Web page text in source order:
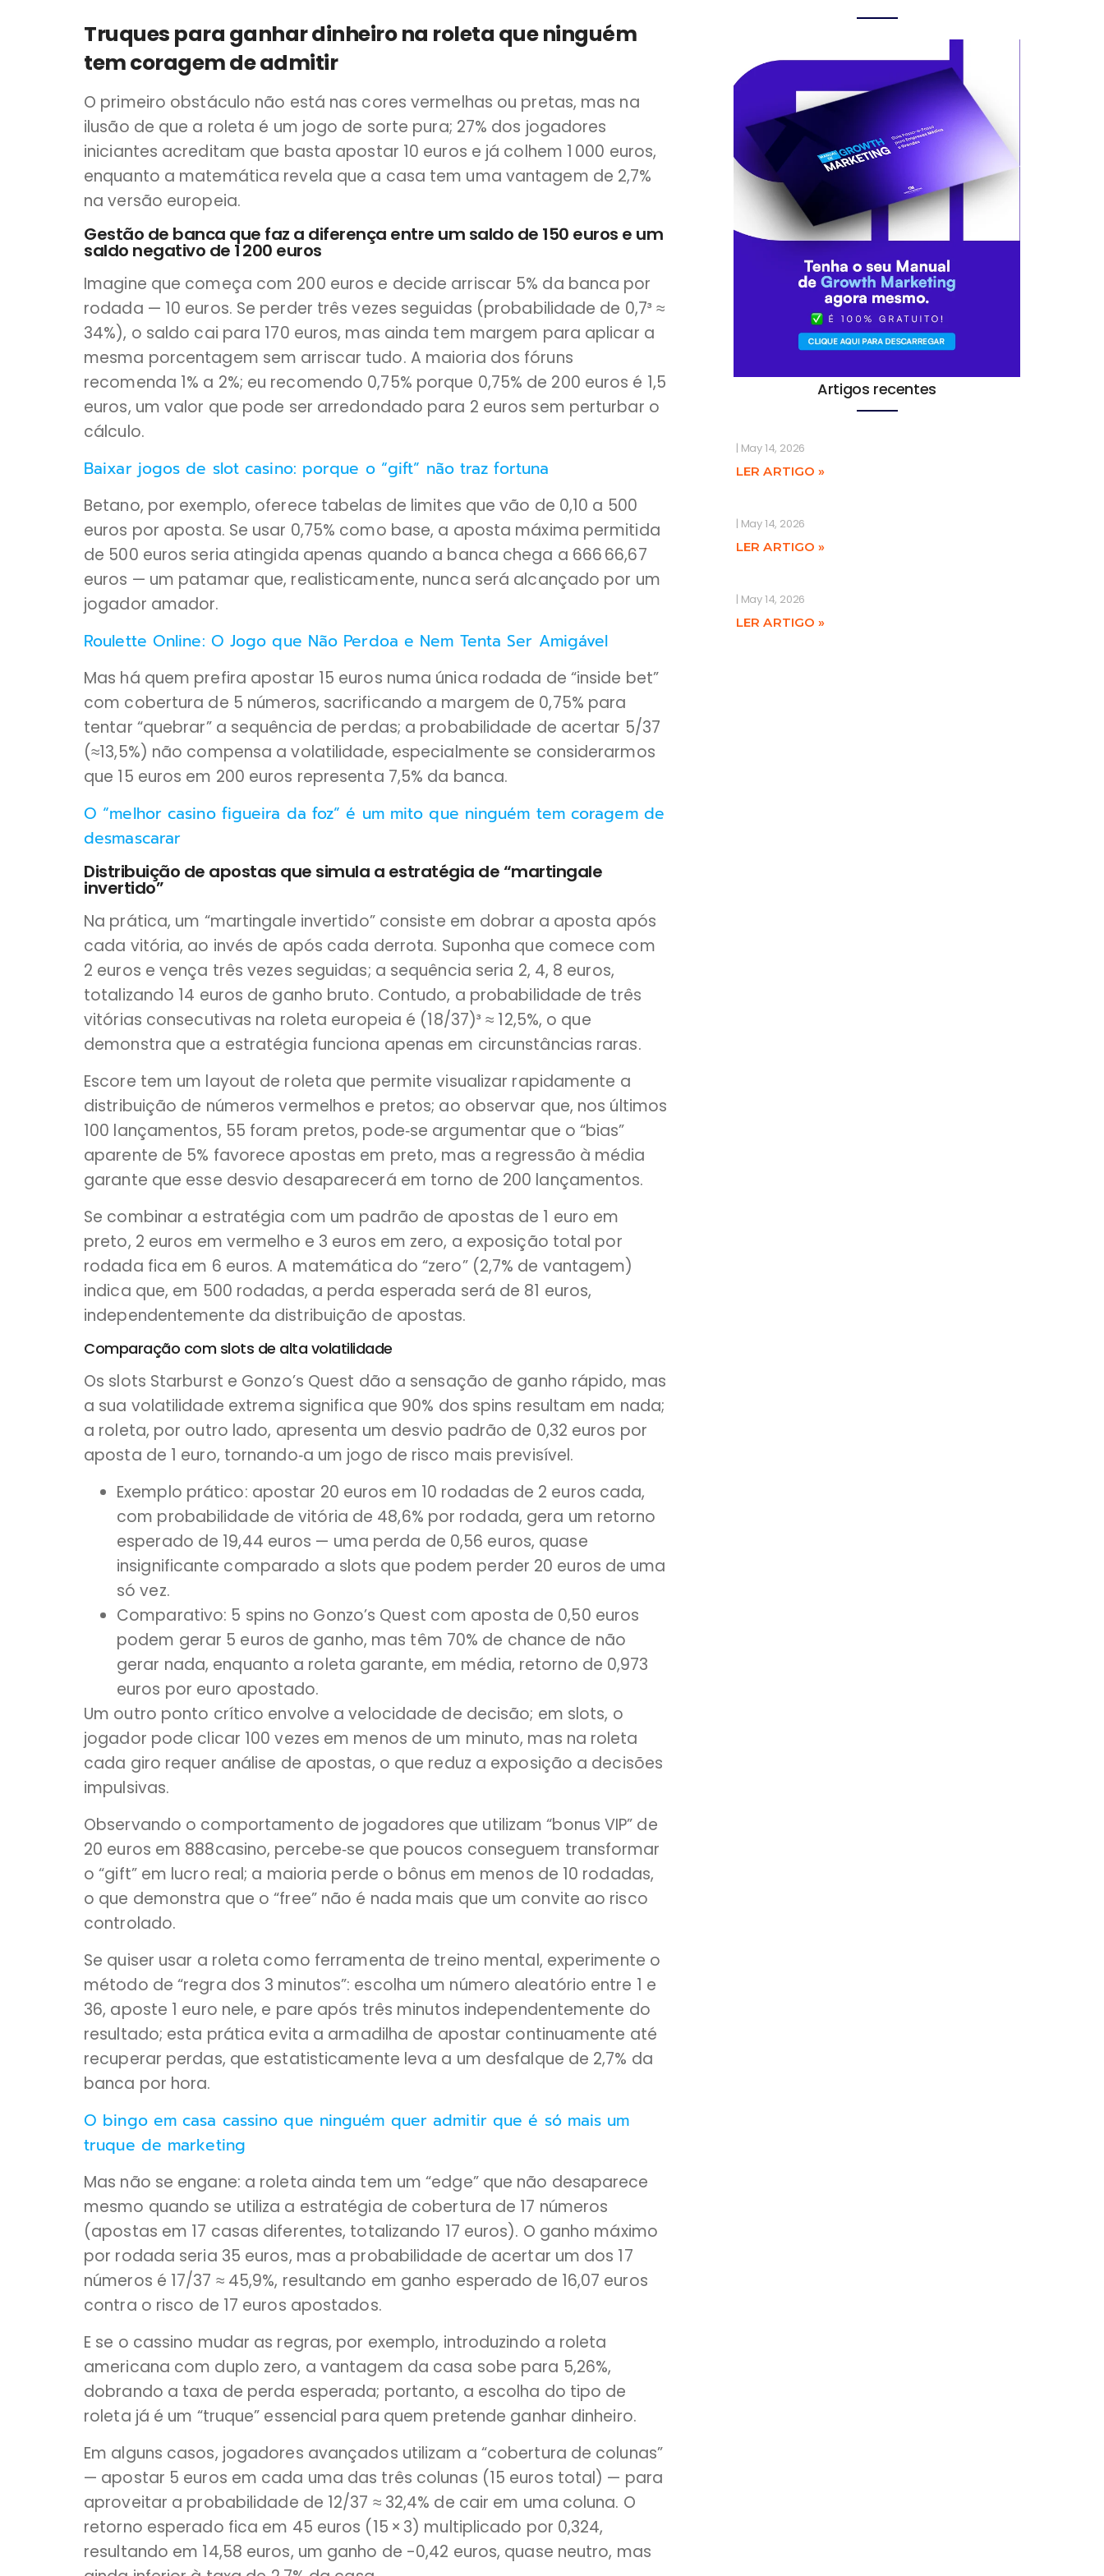
Truques para ganhar dinheiro na roleta que ninguém
tem coragem de admitir
O primeiro obstáculo não está nas cores vermelhas ou pretas, mas na
ilusão de que a roleta é um jogo de sorte pura; 27% dos jogadores
iniciantes acreditam que basta apostar 10 euros e já colhem 1 000 euros,
enquanto a matemática revela que a casa tem uma vantagem de 2,7%
na versão europeia.
Gestão de banca que faz a diferença entre um saldo de 150 euros e um
saldo negativo de 1 200 euros
Imagine que começa com 200 euros e decide arriscar 5% da banca por
rodada — 10 euros. Se perder três vezes seguidas (probabilidade de 0,7³ ≈
34%), o saldo cai para 170 euros, mas ainda tem margem para aplicar a
mesma porcentagem sem arriscar tudo. A maioria dos fóruns
recomenda 1% a 2%; eu recomendo 0,75% porque 0,75% de 200 euros é 1,5
euros, um valor que pode ser arredondado para 2 euros sem perturbar o
cálculo.
Baixar jogos de slot casino: porque o “gift” não traz fortuna
Betano, por exemplo, oferece tabelas de limites que vão de 0,10 a 500
euros por aposta. Se usar 0,75% como base, a aposta máxima permitida
de 500 euros seria atingida apenas quando a banca chega a 666 66,67
euros — um patamar que, realisticamente, nunca será alcançado por um
jogador amador.
Roulette Online: O Jogo que Não Perdoa e Nem Tenta Ser Amigável
Mas há quem prefira apostar 15 euros numa única rodada de “inside bet”
com cobertura de 5 números, sacrificando a margem de 0,75% para
tentar “quebrar” a sequência de perdas; a probabilidade de acertar 5/37
(≈13,5%) não compensa a volatilidade, especialmente se considerarmos
que 15 euros em 200 euros representa 7,5% da banca.
O “melhor casino figueira da foz” é um mito que ninguém tem coragem de
desmascarar
Distribuição de apostas que simula a estratégia de “martingale
invertido”
Na prática, um “martingale invertido” consiste em dobrar a aposta após
cada vitória, ao invés de após cada derrota. Suponha que comece com
2 euros e vença três vezes seguidas; a sequência seria 2, 4, 8 euros,
totalizando 14 euros de ganho bruto. Contudo, a probabilidade de três
vitórias consecutivas na roleta europeia é (18/37)³ ≈ 12,5%, o que
demonstra que a estratégia funciona apenas em circunstâncias raras.
Escore tem um layout de roleta que permite visualizar rapidamente a
distribuição de números vermelhos e pretos; ao observar que, nos últimos
100 lançamentos, 55 foram pretos, pode‑se argumentar que o “bias”
aparente de 5% favorece apostas em preto, mas a regressão à média
garante que esse desvio desaparecerá em torno de 200 lançamentos.
Se combinar a estratégia com um padrão de apostas de 1 euro em
preto, 2 euros em vermelho e 3 euros em zero, a exposição total por
rodada fica em 6 euros. A matemática do “zero” (2,7% de vantagem)
indica que, em 500 rodadas, a perda esperada será de 81 euros,
independentemente da distribuição de apostas.
Comparação com slots de alta volatilidade
Os slots Starburst e Gonzo’s Quest dão a sensação de ganho rápido, mas
a sua volatilidade extrema significa que 90% dos spins resultam em nada;
a roleta, por outro lado, apresenta um desvio padrão de 0,32 euros por
aposta de 1 euro, tornando‑a um jogo de risco mais previsível.
Exemplo prático: apostar 20 euros em 10 rodadas de 2 euros cada,
com probabilidade de vitória de 48,6% por rodada, gera um retorno
esperado de 19,44 euros — uma perda de 0,56 euros, quase
insignificante comparado a slots que podem perder 20 euros de uma
só vez.
Comparativo: 5 spins no Gonzo’s Quest com aposta de 0,50 euros
podem gerar 5 euros de ganho, mas têm 70% de chance de não
gerar nada, enquanto a roleta garante, em média, retorno de 0,973
euros por euro apostado.
Um outro ponto crítico envolve a velocidade de decisão; em slots, o
jogador pode clicar 100 vezes em menos de um minuto, mas na roleta
cada giro requer análise de apostas, o que reduz a exposição a decisões
impulsivas.
Observando o comportamento de jogadores que utilizam “bonus VIP” de
20 euros em 888casino, percebe‑se que poucos conseguem transformar
o “gift” em lucro real; a maioria perde o bônus em menos de 10 rodadas,
o que demonstra que o “free” não é nada mais que um convite ao risco
controlado.
Se quiser usar a roleta como ferramenta de treino mental, experimente o
método de “regra dos 3 minutos”: escolha um número aleatório entre 1 e
36, aposte 1 euro nele, e pare após três minutos independentemente do
resultado; esta prática evita a armadilha de apostar continuamente até
recuperar perdas, que estatisticamente leva a um desfalque de 2,7% da
banca por hora.
O bingo em casa cassino que ninguém quer admitir que é só mais um
truque de marketing
Mas não se engane: a roleta ainda tem um “edge” que não desaparece
mesmo quando se utiliza a estratégia de cobertura de 17 números
(apostas em 17 casas diferentes, totalizando 17 euros). O ganho máximo
por rodada seria 35 euros, mas a probabilidade de acertar um dos 17
números é 17/37 ≈ 45,9%, resultando em ganho esperado de 16,07 euros
contra o risco de 17 euros apostados.
E se o cassino mudar as regras, por exemplo, introduzindo a roleta
americana com duplo zero, a vantagem da casa sobe para 5,26%,
dobrando a taxa de perda esperada; portanto, a escolha do tipo de
roleta já é um “truque” essencial para quem pretende ganhar dinheiro.
Em alguns casos, jogadores avançados utilizam a “cobertura de colunas”
— apostar 5 euros em cada uma das três colunas (15 euros total) — para
aproveitar a probabilidade de 12/37 ≈ 32,4% de cair em uma coluna. O
retorno esperado fica em 45 euros (15 × 3) multiplicado por 0,324,
resultando em 14,58 euros, um ganho de -0,42 euros, quase neutro, mas
Artigos recentes
May 14, 2026
LER ARTIGO »
May 14, 2026
LER ARTIGO »
May 14, 2026
LER ARTIGO »